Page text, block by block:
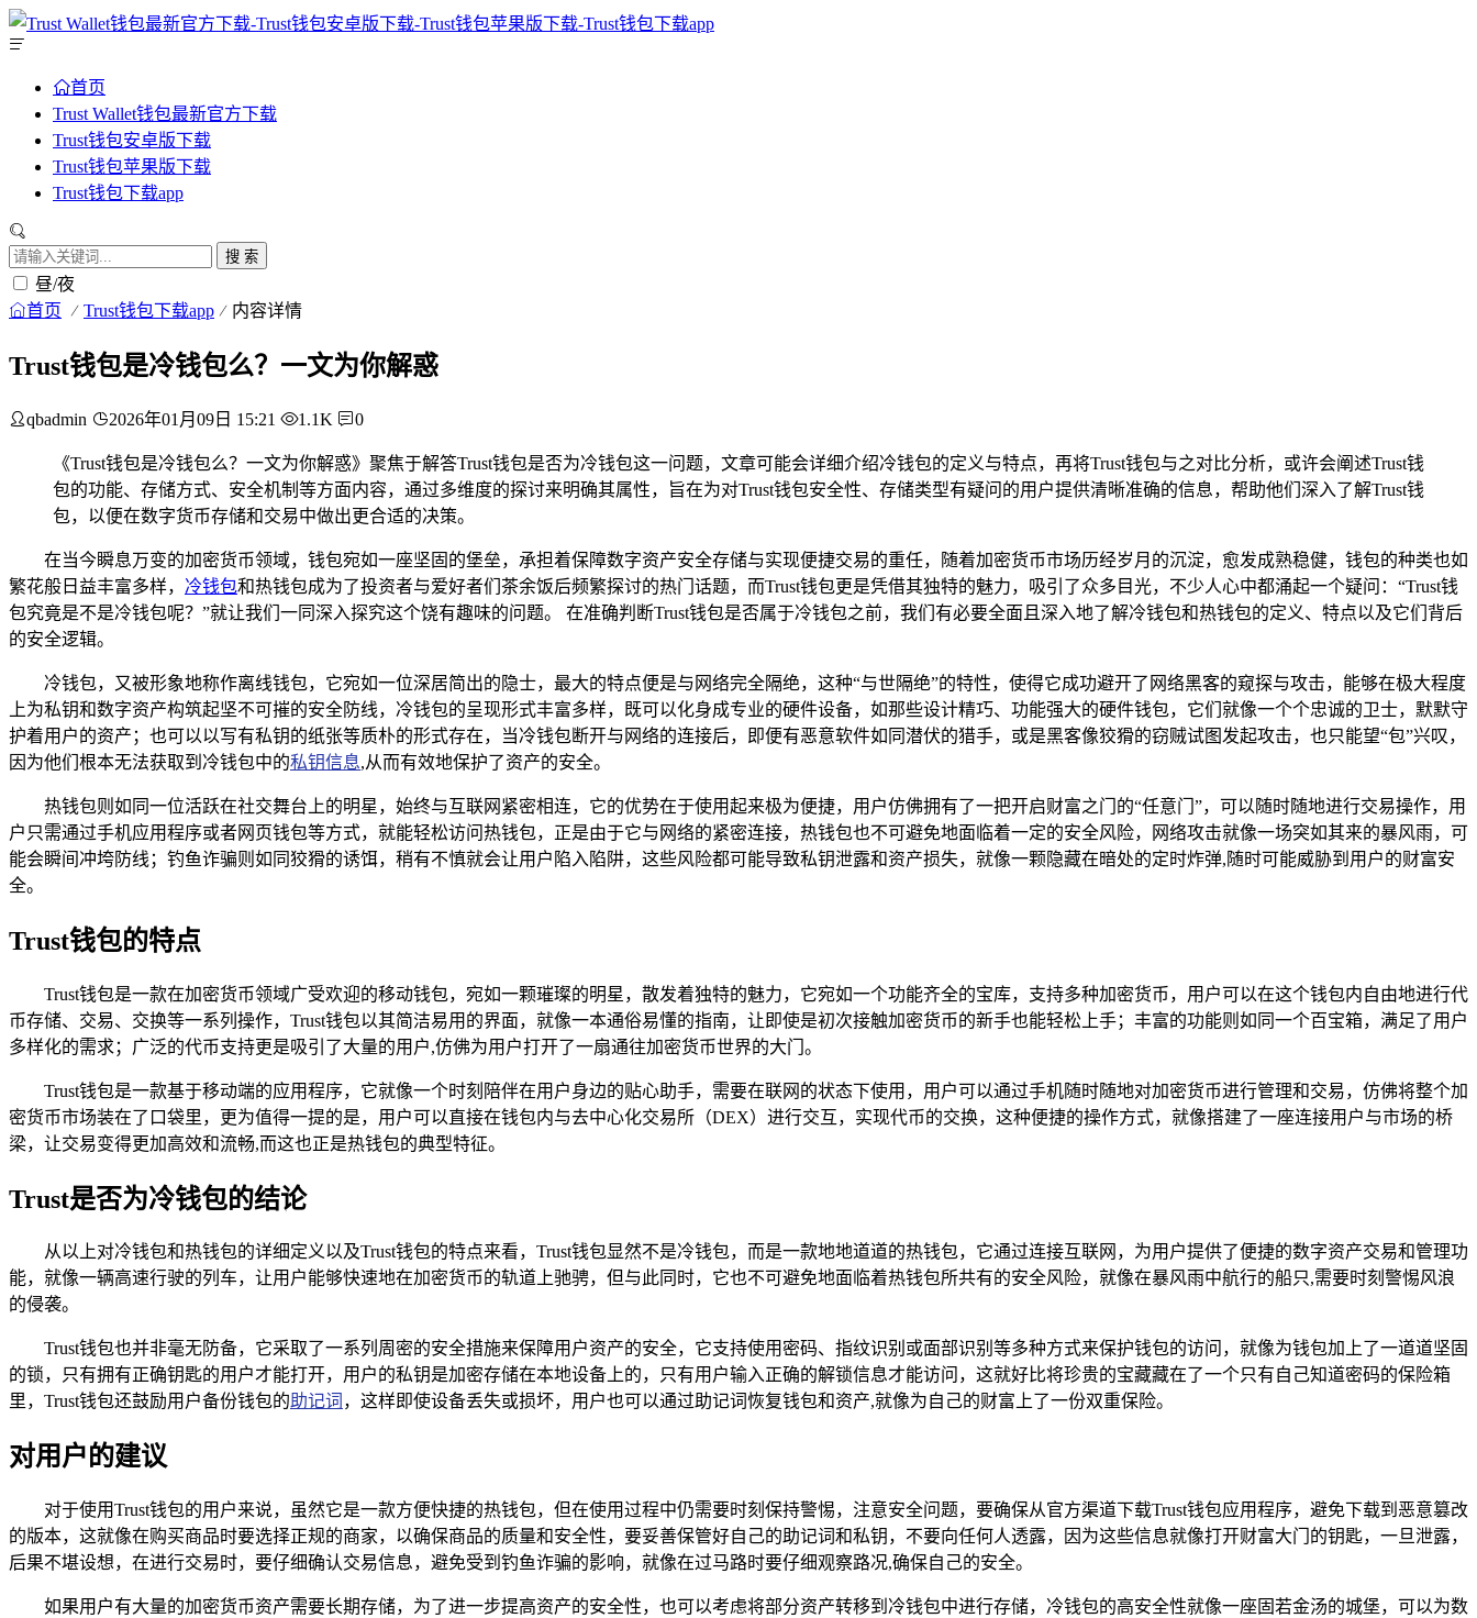
首页
Trust Wallet钱包最新官方下载
Trust钱包安卓版下载
Trust钱包苹果版下载
Trust钱包下载app
搜 索
昼/夜
首页 Trust钱包下载app 内容详情
Trust钱包是冷钱包么？一文为你解惑
qbadmin 2026年01月09日 15:21 1.1K 0
《Trust钱包是冷钱包么？一文为你解惑》聚焦于解答Trust钱包是否为冷钱包这一问题，文章可能会详细介绍冷钱包的定义与特点，再将Trust钱包与之对比分析，或许会阐述Trust钱
包的功能、存储方式、安全机制等方面内容，通过多维度的探讨来明确其属性，旨在为对Trust钱包安全性、存储类型有疑问的用户提供清晰准确的信息，帮助他们深入了解Trust钱
包，以便在数字货币存储和交易中做出更合适的决策。
在当今瞬息万变的加密货币领域，钱包宛如一座坚固的堡垒，承担着保障数字资产安全存储与实现便捷交易的重任，随着加密货币市场历经岁月的沉淀，愈发成熟稳健，钱包的种类也如
繁花般日益丰富多样， 冷钱包和热钱包成为了投资者与爱好者们茶余饭后频繁探讨的热门话题，而Trust钱包更是凭借其独特的魅力，吸引了众多目光，不少人心中都涌起一个疑问：“Trust钱
包究竟是不是冷钱包呢？”就让我们一同深入探究这个饶有趣味的问题。 在准确判断Trust钱包是否属于冷钱包之前，我们有必要全面且深入地了解冷钱包和热钱包的定义、特点以及它们背后
的安全逻辑。
冷钱包，又被形象地称作离线钱包，它宛如一位深居简出的隐士，最大的特点便是与网络完全隔绝，这种“与世隔绝”的特性，使得它成功避开了网络黑客的窥探与攻击，能够在极大程度
上为私钥和数字资产构筑起坚不可摧的安全防线，冷钱包的呈现形式丰富多样，既可以化身成专业的硬件设备，如那些设计精巧、功能强大的硬件钱包，它们就像一个个忠诚的卫士，默默守
护着用户的资产；也可以以写有私钥的纸张等质朴的形式存在，当冷钱包断开与网络的连接后，即便有恶意软件如同潜伏的猎手，或是黑客像狡猾的窃贼试图发起攻击，也只能望“包”兴叹，
因为他们根本无法获取到冷钱包中的私钥信息,从而有效地保护了资产的安全。
热钱包则如同一位活跃在社交舞台上的明星，始终与互联网紧密相连，它的优势在于使用起来极为便捷，用户仿佛拥有了一把开启财富之门的“任意门”，可以随时随地进行交易操作，用
户只需通过手机应用程序或者网页钱包等方式，就能轻松访问热钱包，正是由于它与网络的紧密连接，热钱包也不可避免地面临着一定的安全风险，网络攻击就像一场突如其来的暴风雨，可
能会瞬间冲垮防线；钓鱼诈骗则如同狡猾的诱饵，稍有不慎就会让用户陷入陷阱，这些风险都可能导致私钥泄露和资产损失，就像一颗隐藏在暗处的定时炸弹,随时可能威胁到用户的财富安
全。
Trust钱包的特点
Trust钱包是一款在加密货币领域广受欢迎的移动钱包，宛如一颗璀璨的明星，散发着独特的魅力，它宛如一个功能齐全的宝库，支持多种加密货币，用户可以在这个钱包内自由地进行代
币存储、交易、交换等一系列操作，Trust钱包以其简洁易用的界面，就像一本通俗易懂的指南，让即使是初次接触加密货币的新手也能轻松上手；丰富的功能则如同一个百宝箱，满足了用户
多样化的需求；广泛的代币支持更是吸引了大量的用户,仿佛为用户打开了一扇通往加密货币世界的大门。
Trust钱包是一款基于移动端的应用程序，它就像一个时刻陪伴在用户身边的贴心助手，需要在联网的状态下使用，用户可以通过手机随时随地对加密货币进行管理和交易，仿佛将整个加
密货币市场装在了口袋里，更为值得一提的是，用户可以直接在钱包内与去中心化交易所（DEX）进行交互，实现代币的交换，这种便捷的操作方式，就像搭建了一座连接用户与市场的桥
梁，让交易变得更加高效和流畅,而这也正是热钱包的典型特征。
Trust是否为冷钱包的结论
从以上对冷钱包和热钱包的详细定义以及Trust钱包的特点来看，Trust钱包显然不是冷钱包，而是一款地地道道的热钱包，它通过连接互联网，为用户提供了便捷的数字资产交易和管理功
能，就像一辆高速行驶的列车，让用户能够快速地在加密货币的轨道上驰骋，但与此同时，它也不可避免地面临着热钱包所共有的安全风险，就像在暴风雨中航行的船只,需要时刻警惕风浪
的侵袭。
Trust钱包也并非毫无防备，它采取了一系列周密的安全措施来保障用户资产的安全，它支持使用密码、指纹识别或面部识别等多种方式来保护钱包的访问，就像为钱包加上了一道道坚固
的锁，只有拥有正确钥匙的用户才能打开，用户的私钥是加密存储在本地设备上的，只有用户输入正确的解锁信息才能访问，这就好比将珍贵的宝藏藏在了一个只有自己知道密码的保险箱
里，Trust钱包还鼓励用户备份钱包的助记词 ，这样即使设备丢失或损坏，用户也可以通过助记词恢复钱包和资产,就像为自己的财富上了一份双重保险。
对用户的建议
对于使用Trust钱包的用户来说，虽然它是一款方便快捷的热钱包，但在使用过程中仍需要时刻保持警惕，注意安全问题，要确保从官方渠道下载Trust钱包应用程序，避免下载到恶意篡改
的版本，这就像在购买商品时要选择正规的商家，以确保商品的质量和安全性，要妥善保管好自己的助记词和私钥，不要向任何人透露，因为这些信息就像打开财富大门的钥匙，一旦泄露，
后果不堪设想，在进行交易时，要仔细确认交易信息，避免受到钓鱼诈骗的影响，就像在过马路时要仔细观察路况,确保自己的安全。
如果用户有大量的加密货币资产需要长期存储，为了进一步提高资产的安全性，也可以考虑将部分资产转移到冷钱包中进行存储，冷钱包的高安全性就像一座固若金汤的城堡，可以为数